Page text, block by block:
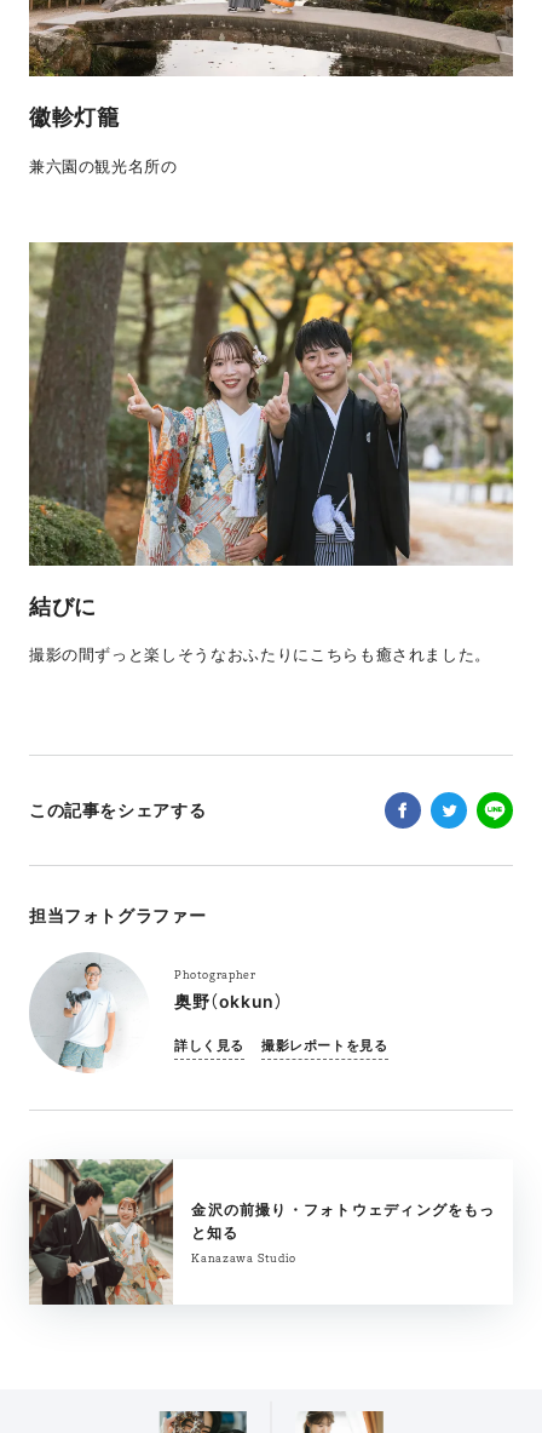
徽軫灯籠
兼六園の観光名所の
結びに
撮影の間ずっと楽しそうなおふたりにこちらも癒されました。
この記事をシェアする
担当フォトグラファー
Photographer
奥野（okkun）
詳しく見る 撮影レポートを見る
金沢の前撮り・フォトウェディングをもっ
と知る
Kanazawa Studio